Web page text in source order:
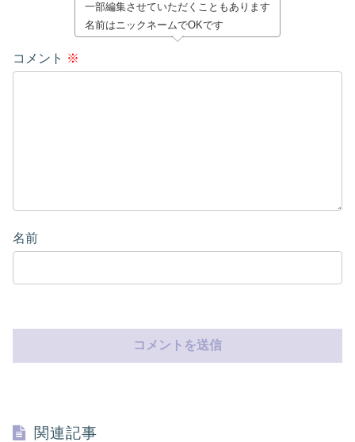
一部編集させていただくこともあります
名前はニックネームでOKです
コメント ※
名前
関連記事